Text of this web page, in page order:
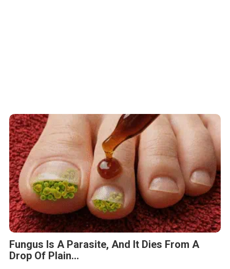
Fungus Is A Parasite, And It Dies From A
Drop Of Plain...